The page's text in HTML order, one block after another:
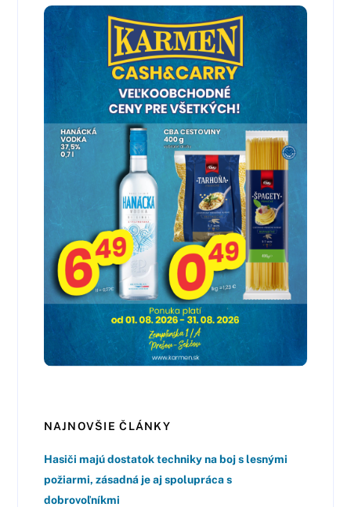
NAJNOVŠIE ČLÁNKY
Hasiči majú dostatok techniky na boj s lesnými
požiarmi, zásadná je aj spolupráca s
dobrovoľníkmi